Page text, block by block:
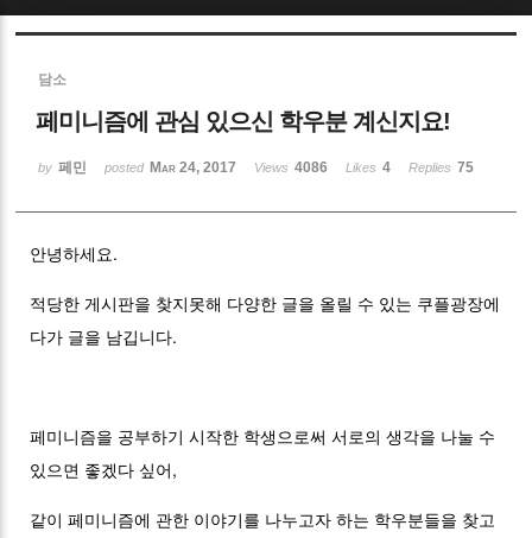
담소
페미니즘에 관심 있으신 학우분 계신지요!
by 페민 posted Mar 24, 2017 Views 4086 Likes 4 Replies 75
안녕하세요.
적당한 게시판을 찾지못해 다양한 글을 올릴 수 있는 쿠플광장에
다가 글을 남깁니다.
페미니즘을 공부하기 시작한 학생으로써 서로의 생각을 나눌 수
있으면 좋겠다 싶어,
같이 페미니즘에 관한 이야기를 나누고자 하는 학우분들을 찾고
Sketchbook5, 스케치북5
Sketchbook5, 스케치북5